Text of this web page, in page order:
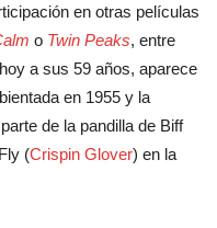
en otras películas
o Twin Peaks, entre
a sus 59 años, aparece
en 1955 y la
de la pandilla de Biff
(Crispin Glover) en la